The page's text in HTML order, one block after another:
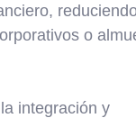
o
integración y